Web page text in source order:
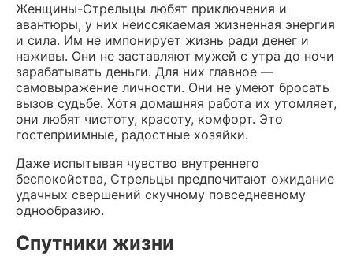
Женщины-Стрельцы любят приключения и
авантюры, у них неиссякаемая жизненная энергия
и сила. Им не импонирует жизнь ради денег и
наживы. Они не заставляют мужей с утра до ночи
зарабатывать деньги. Для них главное —
самовыражение личности. Они не умеют бросать
вызов судьбе. Хотя домашняя работа их утомляет,
они любят чистоту, красоту, комфорт. Это
гостеприимные, радостные хозяйки.
Даже испытывая чувство внутреннего
беспокойства, Стрельцы предпочитают ожидание
удачных свершений скучному повседневному
однообразию.
Спутники жизни